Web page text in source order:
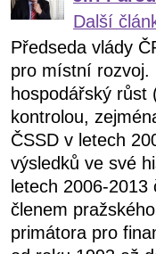
Další
Předseda vlády
pro místní rozvoj.
hospodářský růst
kontrolou,
ČSSD v letech
výsledků ve své
letech 2006-2013
členem
primátora pro